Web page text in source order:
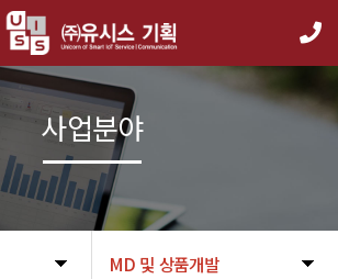
MD 및 상품개발
사업분야